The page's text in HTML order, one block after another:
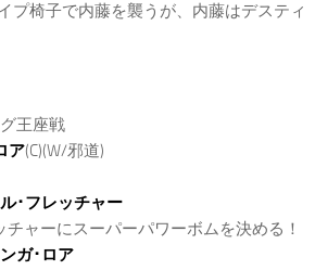
プ椅子で内藤を襲うが、内藤はデスティ
王座戦
ア(C)(W/邪道)
･フレッチャー
ャーにスーパーパワーボムを決める！
ガ･ロア